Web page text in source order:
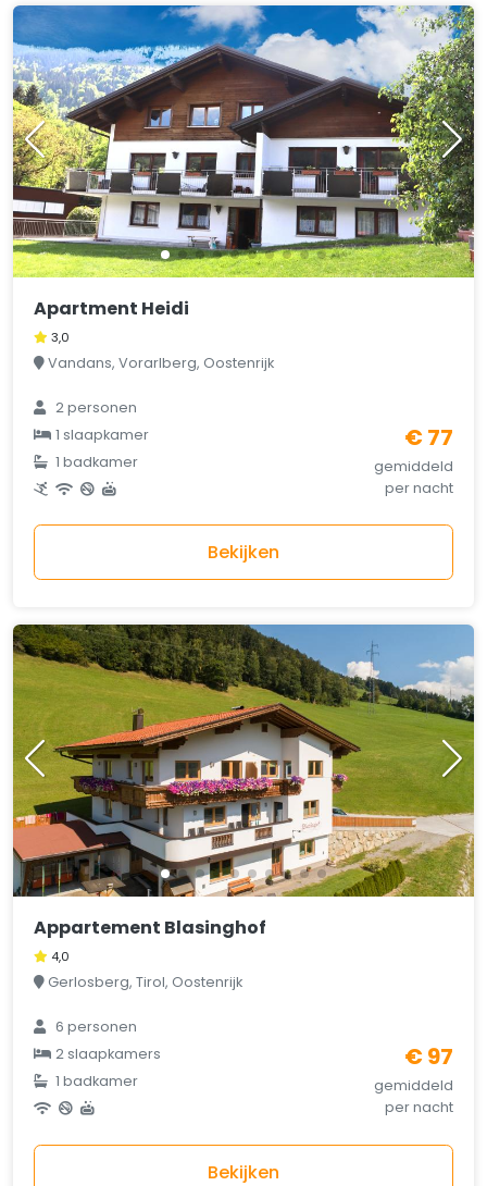
Apartment Heidi
3,0
Vandans, Vorarlberg, Oostenrijk
2 personen
1 slaapkamer
1 badkamer
€ 77
gemiddeld
per nacht
Bekijken
Appartement Blasinghof
4,0
Gerlosberg, Tirol, Oostenrijk
6 personen
2 slaapkamers
1 badkamer
€ 97
gemiddeld
per nacht
Bekijken